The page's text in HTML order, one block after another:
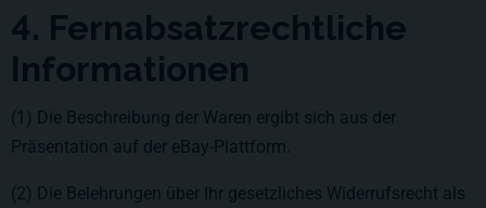
4. Fernabsatzrechtliche
Informationen
(1) Die Beschreibung der Waren ergibt sich aus der
Präsentation auf der eBay-Plattform.
(2) Die Belehrungen über Ihr gesetzliches Widerrufsrecht als